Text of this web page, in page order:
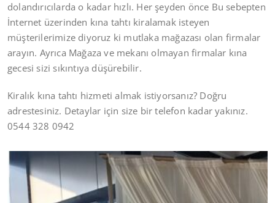
dolandırıcılarda o kadar hızlı. Her şeyden önce Bu sebepten
İnternet üzerinden kına tahtı kiralamak isteyen
müşterilerimize diyoruz ki mutlaka mağazası olan firmalar
arayın. Ayrıca Mağaza ve mekanı olmayan firmalar kına
gecesi sizi sıkıntıya düşürebilir.
Kiralık kına tahtı hizmeti almak istiyorsanız? Doğru
adrestesiniz. Detaylar için size bir telefon kadar yakınız.
0544 328 0942